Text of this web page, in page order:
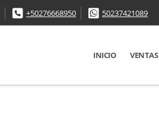
+50276668950 50237421089
INICIO VENTAS